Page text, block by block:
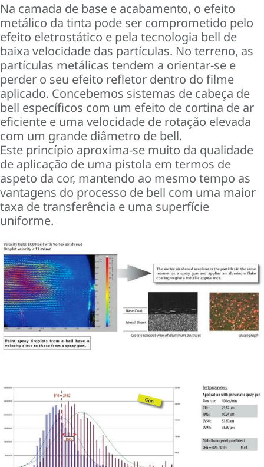
Na camada de base e acabamento, o efeito
metálico da tinta pode ser comprometido pelo
efeito eletrostático e pela tecnologia bell de
baixa velocidade das partículas. No terreno, as
partículas metálicas tendem a orientar-se e
perder o seu efeito refletor dentro do filme
aplicado. Concebemos sistemas de cabeça de
bell específicos com um efeito de cortina de ar
eficiente e uma velocidade de rotação elevada
com um grande diâmetro de bell.
Este princípio aproxima-se muito da qualidade
de aplicação de uma pistola em termos de
aspeto da cor, mantendo ao mesmo tempo as
vantagens do processo de bell com uma maior
taxa de transferência e uma superfície
uniforme.